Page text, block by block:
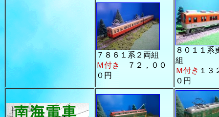
７８６１系２両組
Ｍ付き
７２，００
０円
８０１１系
組
Ｍ付き １３
０円